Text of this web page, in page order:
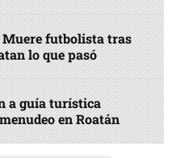
Muere futbolista tras
lo que pasó
a guía turística
en Roatán